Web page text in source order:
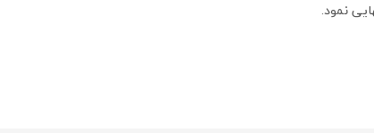
نمود.